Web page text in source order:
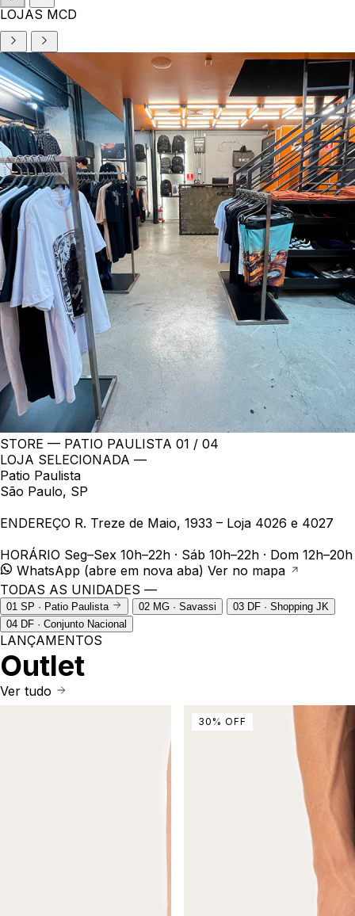
LOJAS MCD
STORE — PATIO PAULISTA 01 / 04
LOJA SELECIONADA —
Patio Paulista
São Paulo, SP
ENDEREÇO R. Treze de Maio, 1933 – Loja 4026 e 4027
HORÁRIO Seg–Sex 10h–22h · Sáb 10h–22h · Dom 12h–20h
WhatsApp (abre em nova aba) Ver no mapa
TODAS AS UNIDADES —
01 SP · Patio Paulista 02 MG · Savassi 03 DF · Shopping JK
04 DF · Conjunto Nacional
LANÇAMENTOS
Outlet
Ver tudo
30 % OFF